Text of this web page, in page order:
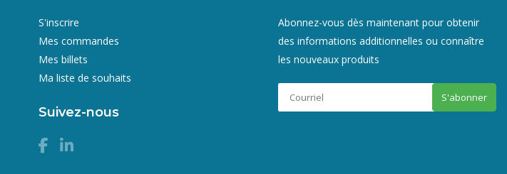
S'inscrire
Mes commandes
Mes billets
Ma liste de souhaits
Suivez-nous
Abonnez-vous dès maintenant pour obtenir
des informations additionnelles ou connaître
les nouveaux produits
S'abonner